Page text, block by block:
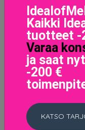
Kaikki
tuotteet -
Varaa
ja saat
-200 €
KATSO